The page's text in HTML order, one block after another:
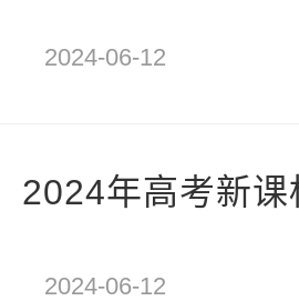
2024-06-12
2024年高考新
2024-06-12